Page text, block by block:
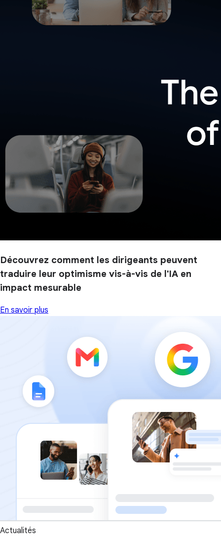
Découvrez comment les dirigeants peuvent
traduire leur optimisme vis-à-vis de l'IA en
impact mesurable
En savoir plus
Actualités